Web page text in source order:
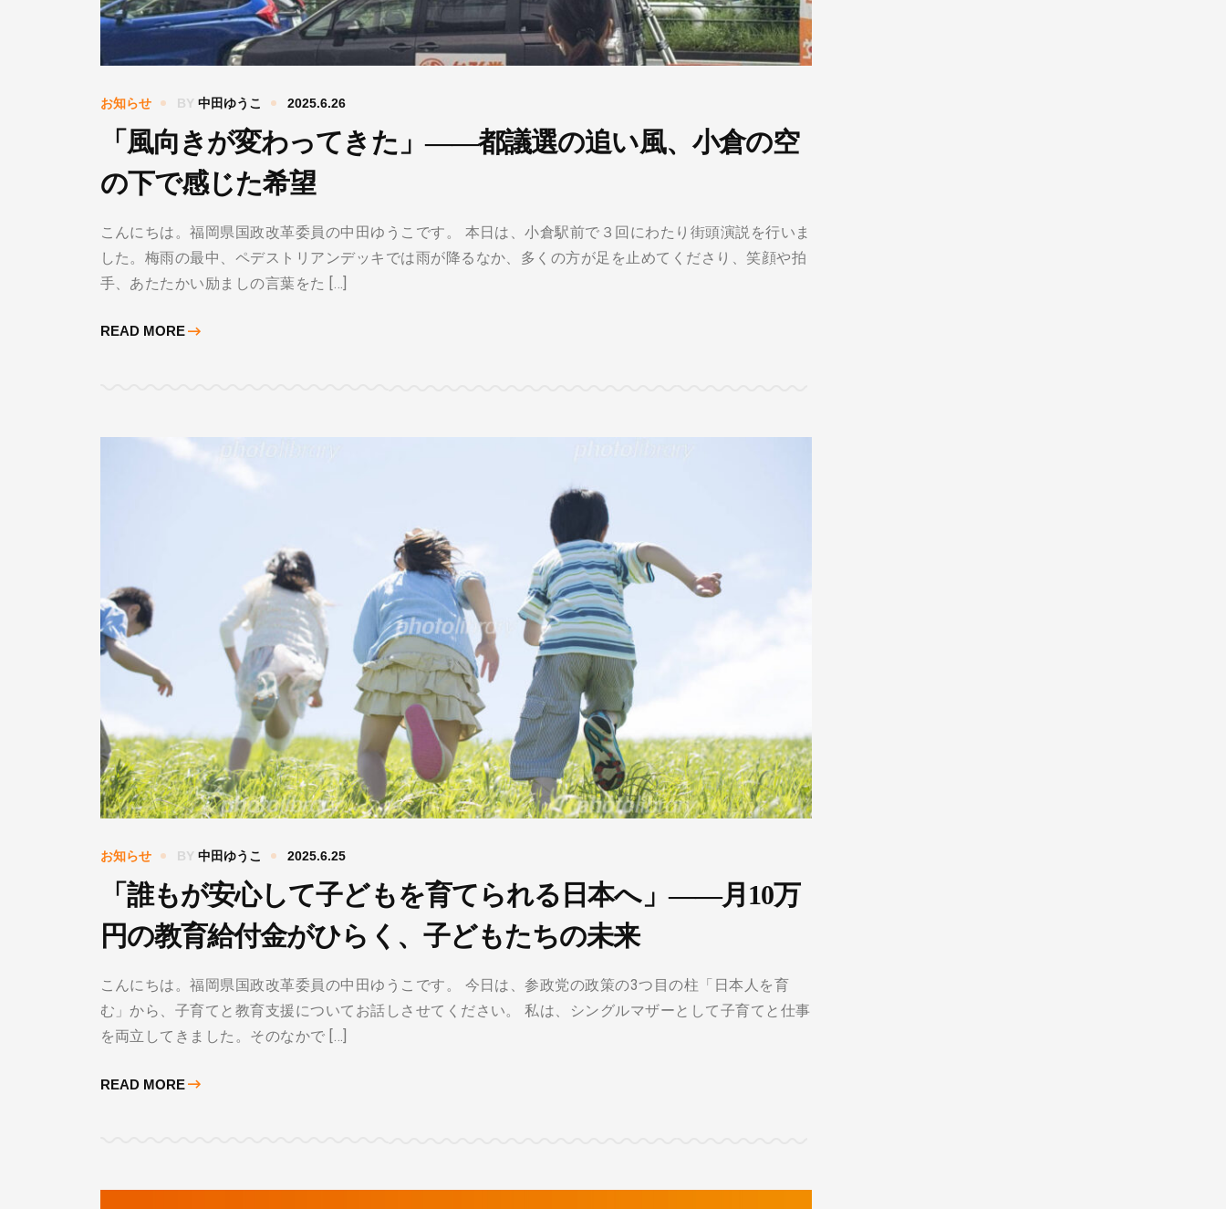
お知らせ BY 中田ゆうこ 2025.6.26
「風向きが変わってきた」――都議選の追い風、小倉の空
の下で感じた希望
こんにちは。福岡県国政改革委員の中田ゆうこです。 本日は、小倉駅前で３回にわたり街頭演説を行いま
した。梅雨の最中、ペデストリアンデッキでは雨が降るなか、多くの方が足を止めてくださり、笑顔や拍
手、あたたかい励ましの言葉をた […]
READ MORE
お知らせ BY 中田ゆうこ 2025.6.25
「誰もが安心して子どもを育てられる日本へ」――月10万
円の教育給付金がひらく、子どもたちの未来
こんにちは。福岡県国政改革委員の中田ゆうこです。 今日は、参政党の政策の3つ目の柱「日本人を育
む」から、子育てと教育支援についてお話しさせてください。 私は、シングルマザーとして子育てと仕事
を両立してきました。そのなかで […]
READ MORE